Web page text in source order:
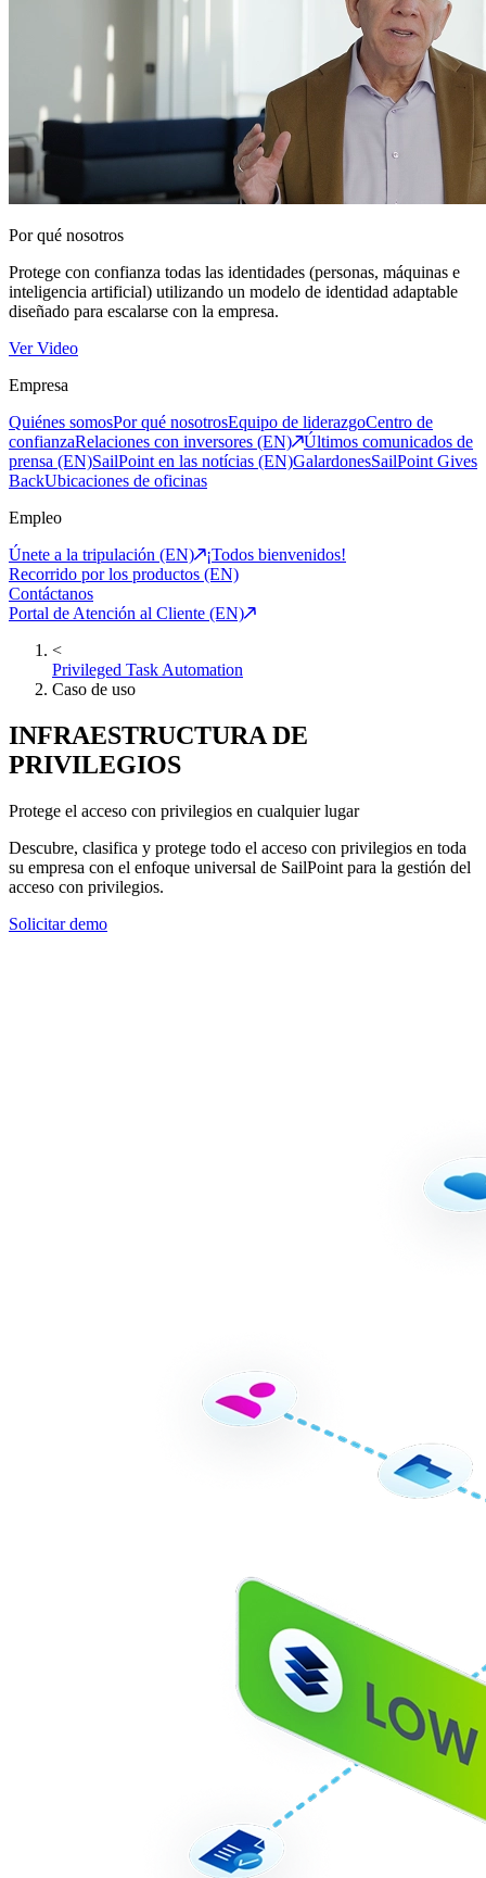
Por qué nosotros
Protege con confianza todas las identidades (personas, máquinas e
inteligencia artificial) utilizando un modelo de identidad adaptable
diseñado para escalarse con la empresa.
Ver Video
Empresa
Quiénes somosPor qué nosotrosEquipo de liderazgoCentro de
confianzaRelaciones con inversores (EN)
Últimos comunicados de
prensa (EN)SailPoint en las notícias (EN)GalardonesSailPoint Gives
BackUbicaciones de oficinas
Empleo
Únete a la tripulación (EN)
¡Todos bienvenidos!
Recorrido por los productos (EN)
Contáctanos
Portal de Atención al Cliente (EN)
<
Privileged Task Automation
Caso de uso
INFRAESTRUCTURA DE
PRIVILEGIOS
Protege el acceso con privilegios en cualquier lugar
Descubre, clasifica y protege todo el acceso con privilegios en toda
su empresa con el enfoque universal de SailPoint para la gestión del
acceso con privilegios.
Solicitar demo